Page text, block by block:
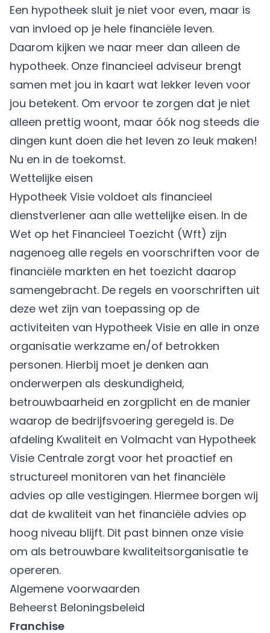
Een hypotheek sluit je niet voor even, maar is
van invloed op je hele financiële leven.
Daarom kijken we naar meer dan alleen de
hypotheek. Onze financieel adviseur brengt
samen met jou in kaart wat lekker leven voor
jou betekent. Om ervoor te zorgen dat je niet
alleen prettig woont, maar óók nog steeds die
dingen kunt doen die het leven zo leuk maken!
Nu en in de toekomst.
Wettelijke eisen
Hypotheek Visie voldoet als financieel
dienstverlener aan alle wettelijke eisen. In de
Wet op het Financieel Toezicht (Wft) zijn
nagenoeg alle regels en voorschriften voor de
financiële markten en het toezicht daarop
samengebracht. De regels en voorschriften uit
deze wet zijn van toepassing op de
activiteiten van Hypotheek Visie en alle in onze
organisatie werkzame en/of betrokken
personen. Hierbij moet je denken aan
onderwerpen als deskundigheid,
betrouwbaarheid en zorgplicht en de manier
waarop de bedrijfsvoering geregeld is. De
afdeling Kwaliteit en Volmacht van Hypotheek
Visie Centrale zorgt voor het proactief en
structureel monitoren van het financiële
advies op alle vestigingen. Hiermee borgen wij
dat de kwaliteit van het financiële advies op
hoog niveau blijft. Dit past binnen onze visie
om als betrouwbare kwaliteitsorganisatie te
opereren.
Algemene voorwaarden
Beheerst Beloningsbeleid
Franchise